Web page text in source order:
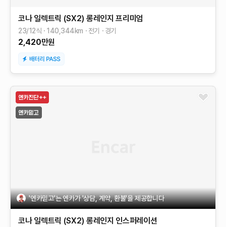
코나 일렉트릭 (SX2) 롱레인지 프리미엄
23/12식 140,344km 전기 경기
2,420만원
'엔카믿고'는 엔카가 '상담, 계약, 환불'을 제공합니다
코나 일렉트릭 (SX2) 롱레인지 인스퍼레이션